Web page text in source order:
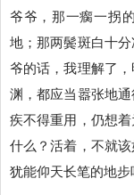
爷爷，那一瘸一拐
地；那两鬓斑白十
爷的话，我理解了
渊，都应当嚣张地
疾不得重用，仍想
什么？活着，不就
犹能仰天长笔的地步